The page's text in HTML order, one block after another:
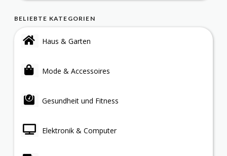
BELIEBTE KATEGORIEN
Haus & Garten
Mode & Accessoires
Gesundheit und Fitness
Elektronik & Computer